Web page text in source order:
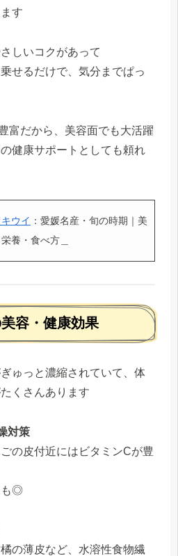
す
しいコクがあって
せるだけで、気分までぱっ
富だから、美容面でも大活躍
健康サポートとしても頼れ
ウイ ：愛媛名産・旬の時期｜美
養・食べ方＿
容・健康効果
ゅっと濃縮されていて、体
くさんあります
対策
の皮付近にはビタミンCが豊
も◎
の薄皮など、水溶性食物繊